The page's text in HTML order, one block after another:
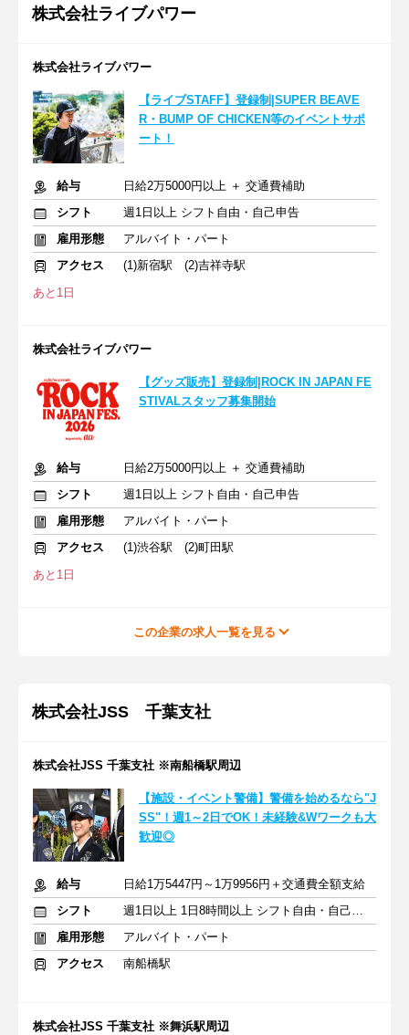
株式会社ライブパワー
株式会社ライブパワー
【ライブSTAFF】登録制|SUPER BEAVE
R・BUMP OF CHICKEN等のイベントサポ
ート！
給与
日給2万5000円以上 ＋ 交通費補助
シフト
週1日以上 シフト自由・自己申告
雇用形態
アルバイト・パート
アクセス
(1)新宿駅 (2)吉祥寺駅
あと1日
株式会社ライブパワー
【グッズ販売】登録制|ROCK IN JAPAN FE
STIVALスタッフ募集開始
給与
日給2万5000円以上 ＋ 交通費補助
シフト
週1日以上 シフト自由・自己申告
雇用形態
アルバイト・パート
アクセス
(1)渋谷駅 (2)町田駅
あと1日
この企業の求人一覧を見る
株式会社JSS 千葉支社
株式会社JSS 千葉支社 ※南船橋駅周辺
【施設・イベント警備】警備を始めるなら"J
SS"！週1～2日でOK！未経験&Wワークも大
歓迎◎
給与
日給1万5447円～1万9956円＋交通費全額支給
シフト
週1日以上 1日8時間以上 シフト自由・自己申告
雇用形態
アルバイト・パート
アクセス
南船橋駅
株式会社JSS 千葉支社 ※舞浜駅周辺